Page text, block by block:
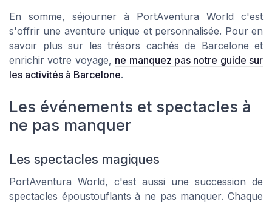
En somme, séjourner à PortAventura World c'est
s'offrir une aventure unique et personnalisée. Pour en
savoir plus sur les trésors cachés de Barcelone et
enrichir votre voyage, ne manquez pas notre guide sur
les activités à Barcelone.
Les événements et spectacles à
ne pas manquer
Les spectacles magiques
PortAventura World, c'est aussi une succession de
spectacles époustouflants à ne pas manquer. Chaque